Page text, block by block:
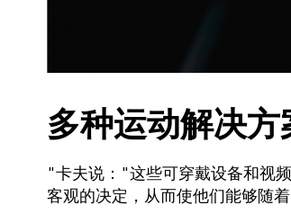
多种运动解决方
"卡夫说："这些可穿戴设备和视
客观的决定，从而使他们能够随